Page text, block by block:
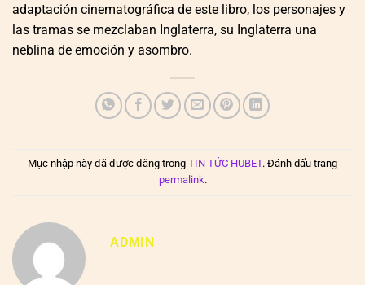
adaptación cinematográfica de este libro, los personajes y
las tramas se mezclaban Inglaterra, su Inglaterra una
neblina de emoción y asombro.
Mục nhập này đã được đăng trong TIN TỨC HUBET. Đánh dấu trang
permalink.
ADMIN